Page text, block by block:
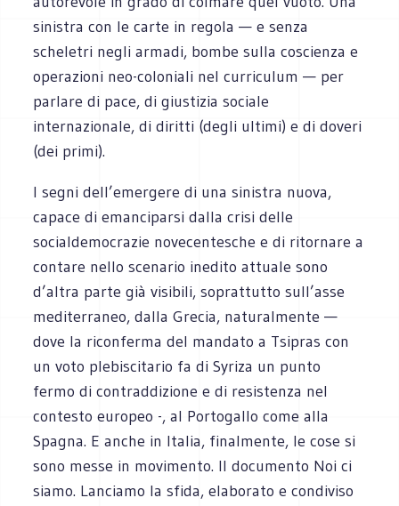
sinistra con le carte in regola — e senza
scheletri negli armadi, bombe sulla coscienza e
operazioni neo-coloniali nel curriculum — per
parlare di pace, di giustizia sociale
internazionale, di diritti (degli ultimi) e di doveri
(dei primi).
I segni dell’emergere di una sinistra nuova,
capace di emanciparsi dalla crisi delle
socialdemocrazie novecentesche e di ritornare a
contare nello scenario inedito attuale sono
d’altra parte già visibili, soprattutto sull’asse
mediterraneo, dalla Grecia, naturalmente —
dove la riconferma del mandato a Tsipras con
un voto plebiscitario fa di Syriza un punto
fermo di contraddizione e di resistenza nel
contesto europeo -, al Portogallo come alla
Spagna. E anche in Italia, finalmente, le cose si
sono messe in movimento. Il documento Noi ci
siamo. Lanciamo la sfida, elaborato e condiviso